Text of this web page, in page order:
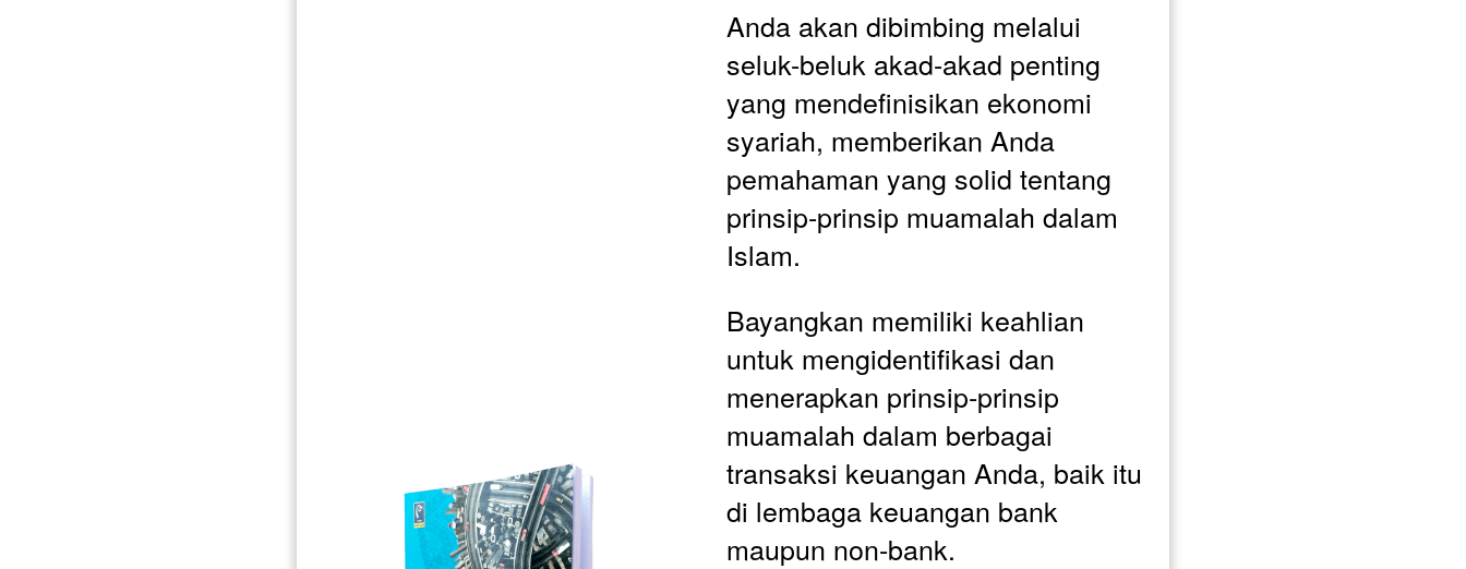
Anda akan dibimbing melalui
seluk-beluk akad-akad penting
yang mendefinisikan ekonomi
syariah, memberikan Anda
pemahaman yang solid tentang
prinsip-prinsip muamalah dalam
Islam.
Bayangkan memiliki keahlian
untuk mengidentifikasi dan
menerapkan prinsip-prinsip
muamalah dalam berbagai
transaksi keuangan Anda, baik itu
di lembaga keuangan bank
maupun non-bank.